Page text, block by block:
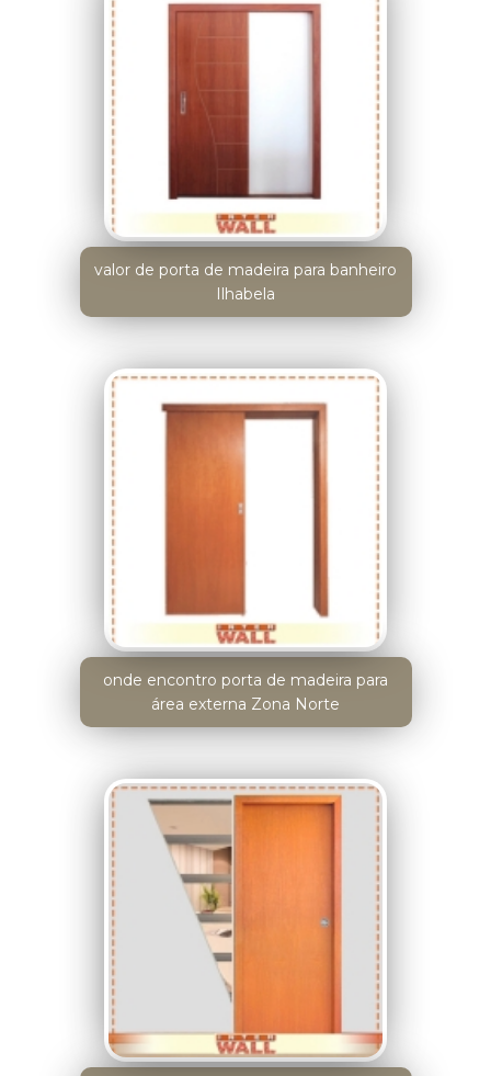
valor de porta de madeira para banheiro
Ilhabela
onde encontro porta de madeira para
área externa Zona Norte